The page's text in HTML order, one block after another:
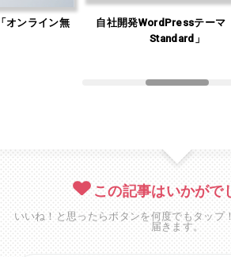
オンライン無
自社開発WordPressテーマ
Standard」
この記事はいかがで
いいね！と思ったらボタンを何度でもタップ
届きます。